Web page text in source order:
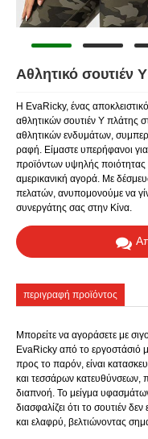
Αθλητικό σουτιέν
Η EvaRicky, ένας
αθλητικών σουτιέν Y πλάτης
αθλητικών ενδυμάτων,
ραφή. Είμαστε υπερήφανοι
προϊόντων υψηλής
αμερικανική αγορά. Με
πελατών, ανυπομονούμε να
συνεργάτης σας στην Κίνα.
περιγραφή προϊόντος
Μπορείτε να αγοράσετε με
EvaRicky από το εργοστάσιό
προς το παρόν, είναι
και τεσσάρων κατευθύνσεων,
διαπνοή. Το μείγμα
διασφαλίζει ότι το σουτιέν
και ελαφρύ, βελτιώνοντας